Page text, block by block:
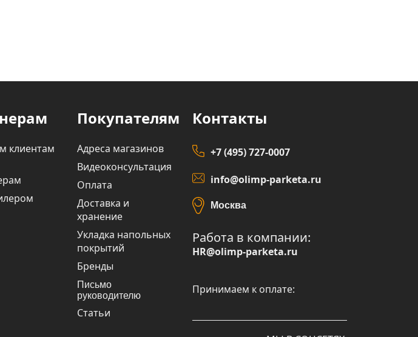
клиентам
Покупателям
Адреса магазинов
Видеоконсультация
Оплата
Доставка и
хранение
Укладка напольных
покрытий
Бренды
Письмо
руководителю
Статьи
Контакты
+7 (495) 727-0007
info@olimp-parketa.ru
Москва
Работа в компании:
HR@olimp-parketa.ru
Принимаем к оплате: